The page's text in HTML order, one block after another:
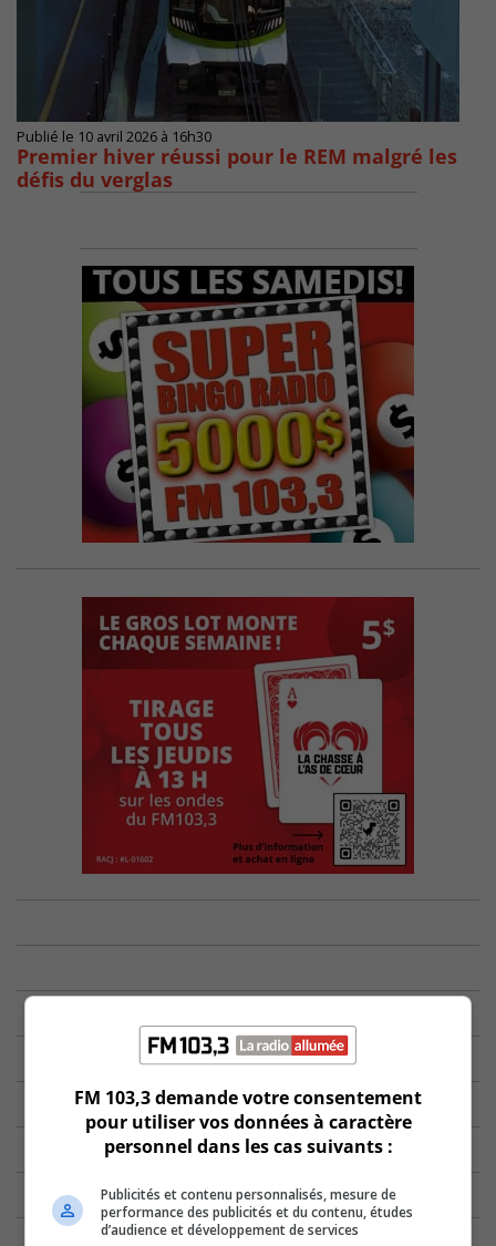
Publié le 10 avril 2026 à 16h30
Premier hiver réussi pour le REM malgré les
défis du verglas
FM 103,3 demande votre consentement
pour utiliser vos données à caractère
personnel dans les cas suivants :
Publicités et contenu personnalisés, mesure de
performance des publicités et du contenu, études
d’audience et développement de services